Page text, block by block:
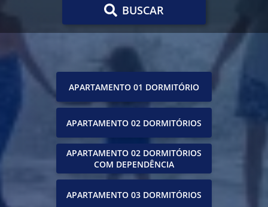
BUSCAR
APARTAMENTO 01 DORMITÓRIO
APARTAMENTO 02 DORMITÓRIOS
APARTAMENTO 02 DORMITÓRIOS
COM DEPENDÊNCIA
APARTAMENTO 03 DORMITÓRIOS